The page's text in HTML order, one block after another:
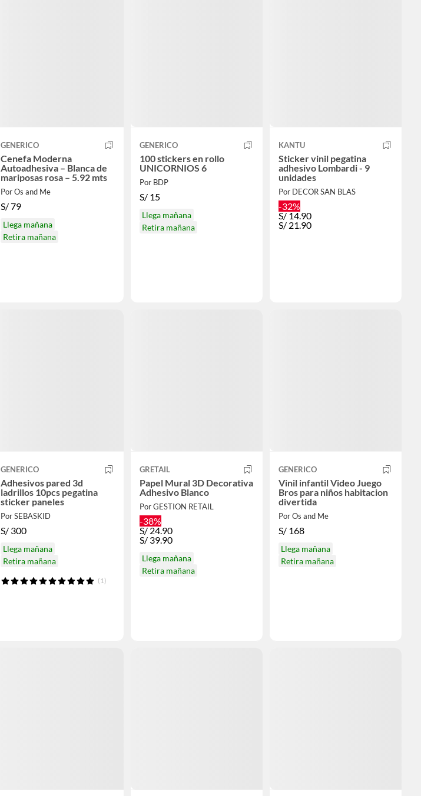
GENERICO
Cenefa Moderna
Autoadhesiva – Blanca de
mariposas rosa – 5.92 mts
Por Os and Me
S/79
Llega mañana
Retira mañana
GENERICO
100 stickers en rollo
UNICORNIOS 6
Por BDP
S/ 15
Llega mañana
Retira mañana
KANTU
Sticker vinil pegatina
adhesivo Lombardi - 9
unidades
Por DECOR SAN BLAS
-32%
S/ 14.90
S/ 21.90
GENERICO
Adhesivos pared 3d
ladrillos 10pcs pegatina
sticker paneles
Por SEBASKID
S/ 300
Llega mañana
Retira mañana
(1)
GRETAIL
Papel Mural 3D Decorativa
Adhesivo Blanco
Por GESTION RETAIL
-38%
S/ 24.90
S/ 39.90
Llega mañana
Retira mañana
GENERICO
Vinil infantil Video Juego
Bros para niños habitacion
divertida
Por Os and Me
S/ 168
Llega mañana
Retira mañana